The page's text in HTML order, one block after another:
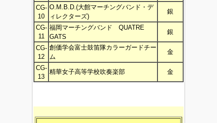
CG-
10
O.M.B.D.(大館マーチングバンド・デ
ィレクターズ)
銀
CG-
11
福岡マーチングバンド QUATRE
GATS
銀
CG-
12
創価学会富士鼓笛隊カラーガードチー
ム
金
CG-
13
精華女子高等学校吹奏楽部 金